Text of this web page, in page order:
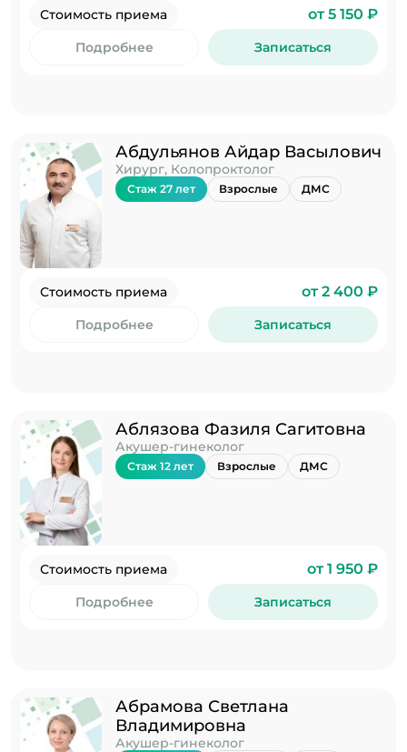
Стоимость приема от 5 150 ₽
Подробнее Записаться
Абдульянов Айдар Васылович
Хирург, Колопроктолог
Стаж 27 лет Взрослые ДМС
Стоимость приема от 2 400 ₽
Подробнее Записаться
Аблязова Фазиля Сагитовна
Акушер-гинеколог
Стаж 12 лет Взрослые ДМС
Стоимость приема от 1 950 ₽
Подробнее Записаться
Абрамова Светлана
Владимировна
Акушер-гинеколог